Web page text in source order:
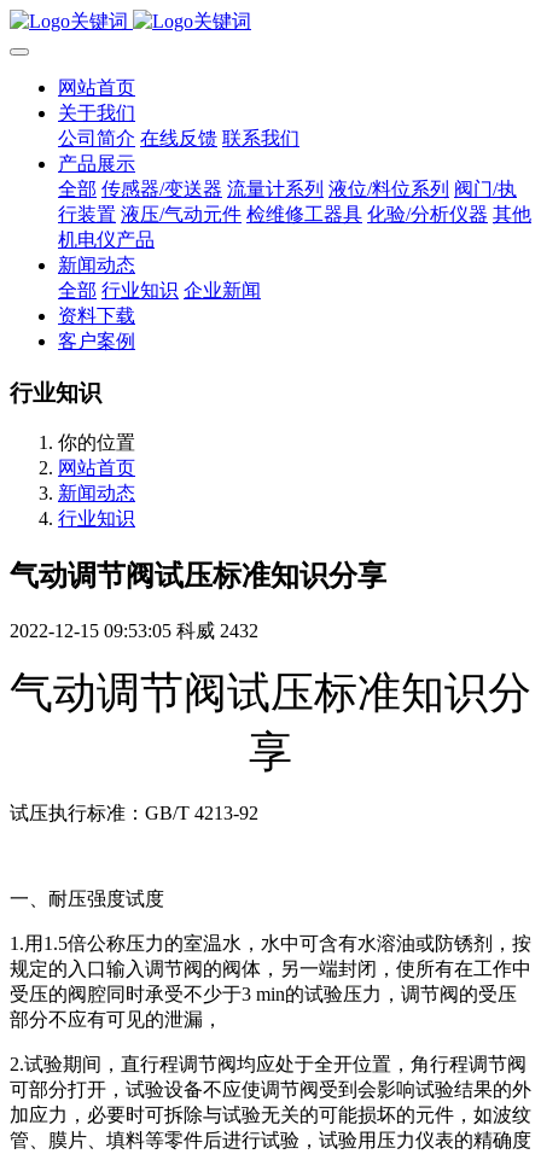
网站首页
关于我们
公司简介 在线反馈 联系我们
产品展示
全部 传感器/变送器 流量计系列 液位/料位系列 阀门/执
行装置 液压/气动元件 检维修工器具 化验/分析仪器 其他
机电仪产品
新闻动态
全部 行业知识 企业新闻
资料下载
客户案例
行业知识
你的位置
网站首页
新闻动态
行业知识
气动调节阀试压标准知识分享
2022-12-15 09:53:05 科威 2432
气动调节阀试压标准知识分
享
试压执行标准：GB/T 4213-92
一、耐压强度试度
1.用1.5倍公称压力的室温水，水中可含有水溶油或防锈剂，按
规定的入口输入调节阀的阀体，另一端封闭，使所有在工作中
受压的阀腔同时承受不少于3 min的试验压力，调节阀的受压
部分不应有可见的泄漏，
2.试验期间，直行程调节阀均应处于全开位置，角行程调节阀
可部分打开，试验设备不应使调节阀受到会影响试验结果的外
加应力，必要时可拆除与试验无关的可能损坏的元件，如波纹
管、膜片、填料等零件后进行试验，试验用压力仪表的精确度